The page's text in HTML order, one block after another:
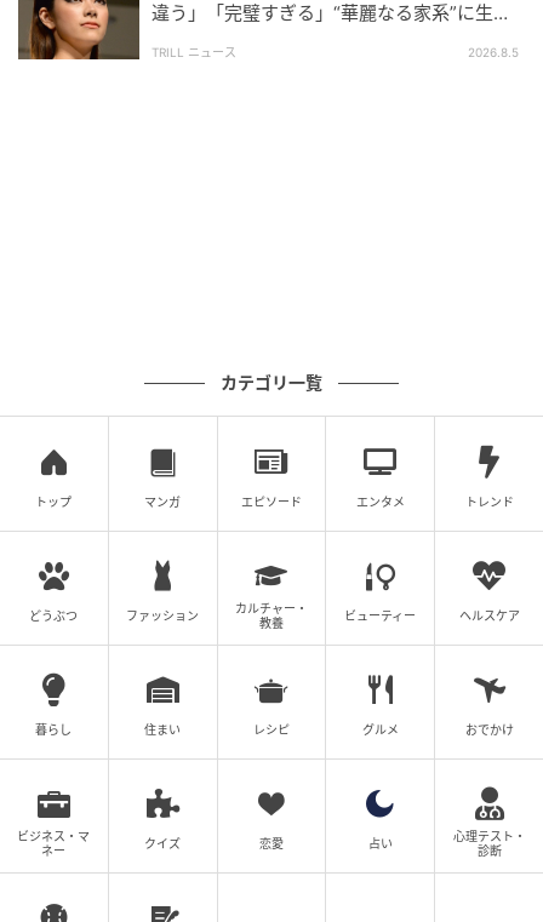
ウーマンエキサイト
違う」「完璧すぎる」“華麗なる家系”に生ま
TRILL ニュース 2026.8.5
カテゴリ一覧
トップ マンガ エピソード エンタメ トレンド
どうぶつ ファッション
カルチャー・
教養
ビューティー ヘルスケア
暮らし 住まい レシピ グルメ おでかけ
ビジネス・マ
ネー
クイズ 恋愛 占い
心理テスト・
診断